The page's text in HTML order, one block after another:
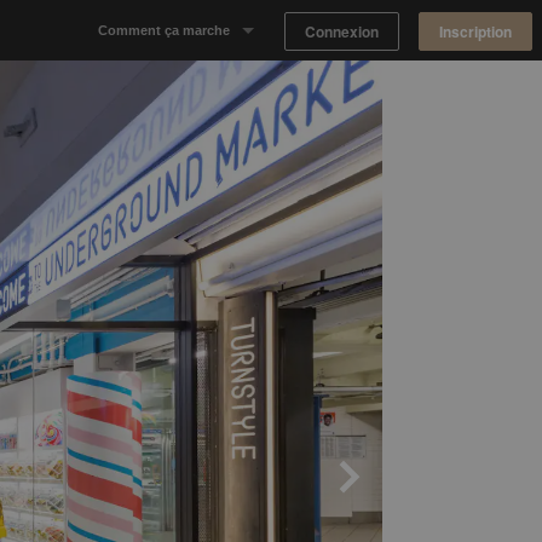
Comment ça marche
Notre concept
Proposer un espace
Trouver un espace
Tableau de Bord Propriétaire
Connexion Inscription